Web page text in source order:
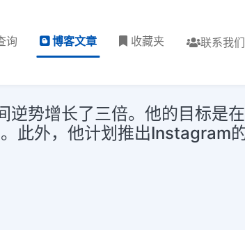
询 博客文章 收藏夹 联系我们
势增长了三倍。他的目标是
此外，他计划推出Instagram的